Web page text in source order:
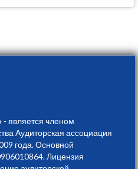
- является членом
Аудиторская ассоциация
года. Основной
Лицензия